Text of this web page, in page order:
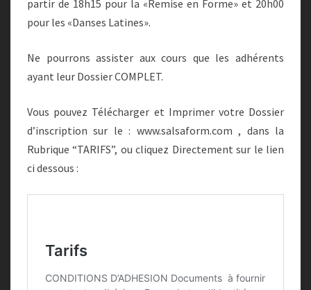
partir de 18h15 pour la «Remise en Forme» et 20h00
pour les «Danses Latines».
Ne pourrons assister aux cours que les adhérents
ayant leur Dossier COMPLET.
Vous pouvez Télécharger et Imprimer votre Dossier
d’inscription sur le : www.salsaform.com , dans la
Rubrique “TARIFS”, ou cliquez Directement sur le lien
ci dessous :